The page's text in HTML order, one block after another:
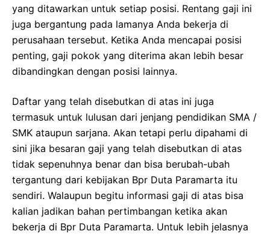
yang ditawarkan untuk setiap posisi. Rentang gaji ini
juga bergantung pada lamanya Anda bekerja di
perusahaan tersebut. Ketika Anda mencapai posisi
penting, gaji pokok yang diterima akan lebih besar
dibandingkan dengan posisi lainnya.
Daftar yang telah disebutkan di atas ini juga
termasuk untuk lulusan dari jenjang pendidikan SMA /
SMK ataupun sarjana. Akan tetapi perlu dipahami di
sini jika besaran gaji yang telah disebutkan di atas
tidak sepenuhnya benar dan bisa berubah-ubah
tergantung dari kebijakan Bpr Duta Paramarta itu
sendiri. Walaupun begitu informasi gaji di atas bisa
kalian jadikan bahan pertimbangan ketika akan
bekerja di Bpr Duta Paramarta. Untuk lebih jelasnya